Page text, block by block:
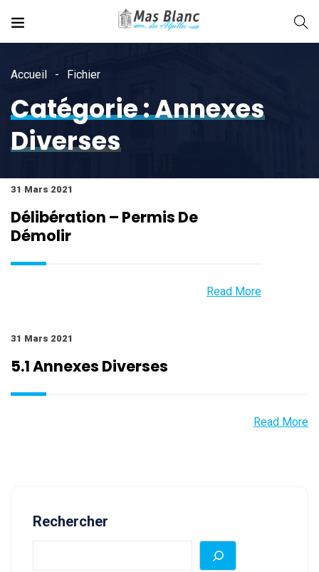
Accueil Fichier
Catégorie :Annexes
Diverses
31 Mars 2021
Délibération – Permis De
Démolir
Read More
31 Mars 2021
5.1 Annexes Diverses
Read More
Rechercher